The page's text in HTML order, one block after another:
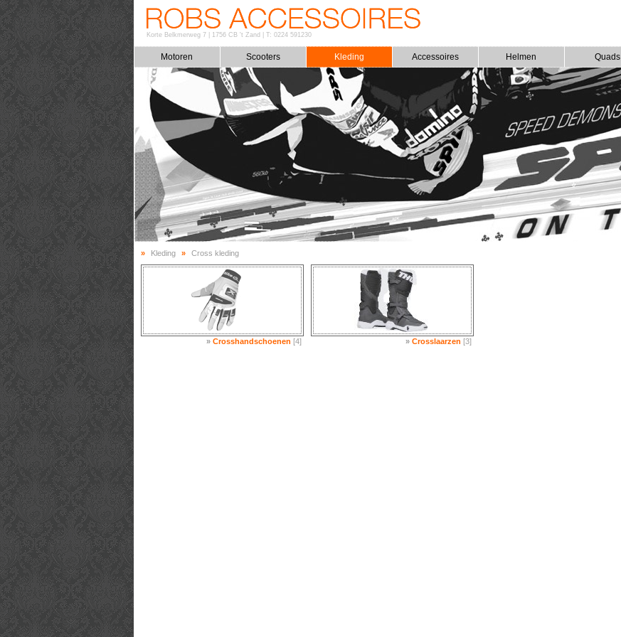
Korte Belkmerweg 7| 1756 CB 't Zand T: 0224 591230
Motoren Scooters Kleding Accessoires Helmen Quads
» Kleding » Cross kleding
»Crosshandschoenen [4] »Crosslaarzen [3]